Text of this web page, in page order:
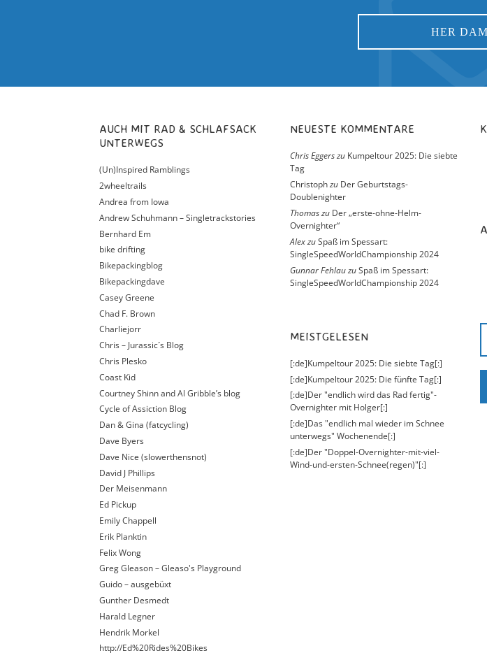
AUCH MIT RAD & SCHLAFSACK
UNTERWEGS
(Un)Inspired Ramblings
2wheeltrails
Andrea from Iowa
Andrew Schuhmann – Singletrackstories
Bernhard Em
bike drifting
Bikepackingblog
Bikepackingdave
Casey Greene
Chad F. Brown
Charliejorr
Chris – Jurassic´s Blog
Chris Plesko
Coast Kid
Courtney Shinn and Al Gribble’s blog
Cycle of Assiction Blog
Dan & Gina (fatcycling)
Dave Byers
Dave Nice (slowerthensnot)
David J Phillips
Der Meisenmann
Ed Pickup
Emily Chappell
Erik Planktin
Felix Wong
Greg Gleason – Gleaso's Playground
Guido – ausgebüxt
Gunther Desmedt
Harald Legner
Hendrik Morkel
http://Ed%20Rides%20Bikes
NEUESTE KOMMENTARE
Chris Eggerszu Kumpeltour 2025: Die siebte
Tag
Christophzu Der Geburtstags-
Doublenighter
Thomaszu Der „erste-ohne-Helm-
Overnighter“
AlexzuSpaß im Spessart:
SingleSpeedWorldChampionship 2024
Gunnar FehlauzuSpaß im Spessart:
SingleSpeedWorldChampionship 2024
MEISTGELESEN
[:de]Kumpeltour 2025: Die siebte Tag[:]
[:de]Kumpeltour 2025: Die fünfte Tag[:]
[:de]Der "endlich wird das Rad fertig"-
Overnighter mit Holger[:]
[:de]Das "endlich mal wieder im Schnee
unterwegs" Wochenende[:]
[:de]Der "Doppel-Overnighter-mit-viel-
Wind-und-ersten-Schnee(regen)"[:]